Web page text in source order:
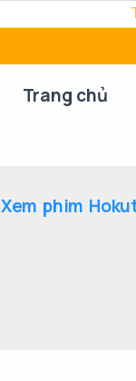
Trang chủ
Xem phim